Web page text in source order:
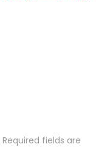
Required fields are